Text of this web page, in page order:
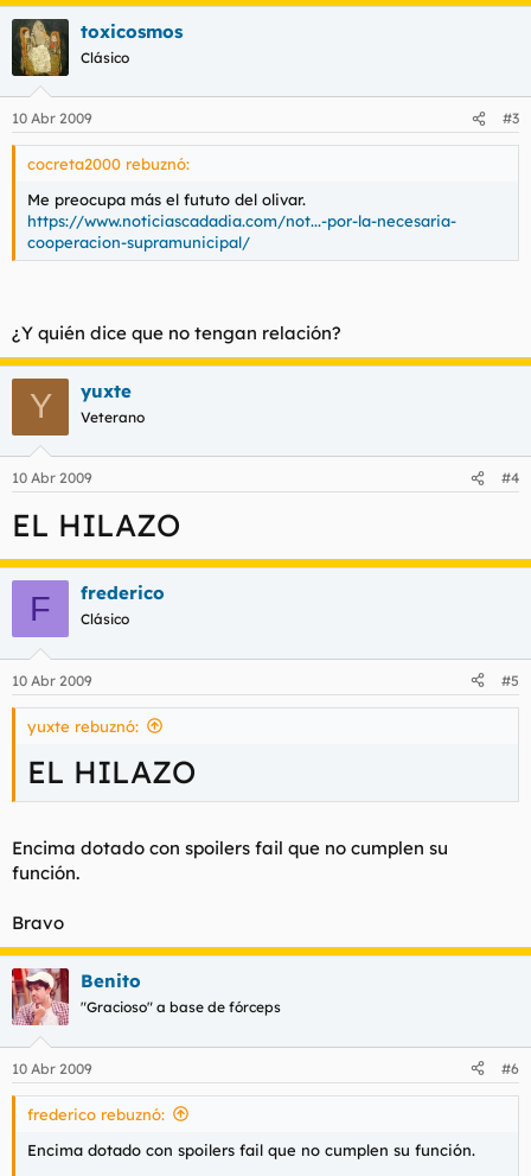
toxicosmos
Clásico
10 Abr 2009 #3
cocreta2000 rebuznó:
Me preocupa más el fututo del olivar.
https://www.noticiascadadia.com/not...-por-la-necesaria-
cooperacion-supramunicipal/
¿Y quién dice que no tengan relación?
Y yuxte
Veterano
10 Abr 2009 #4
EL HILAZO
F frederico
Clásico
10 Abr 2009 #5
yuxte rebuznó:
EL HILAZO
Encima dotado con spoilers fail que no cumplen su
función.
Bravo
Benito
"Gracioso" a base de fórceps
10 Abr 2009 #6
frederico rebuznó:
Encima dotado con spoilers fail que no cumplen su función.